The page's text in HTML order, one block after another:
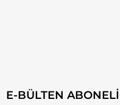
E-BÜLTEN